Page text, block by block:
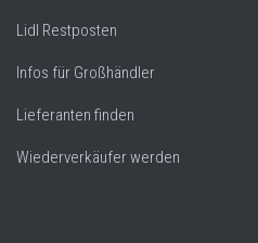
Lidl Restposten
Infos für Großhändler
Lieferanten finden
Wiederverkäufer werden